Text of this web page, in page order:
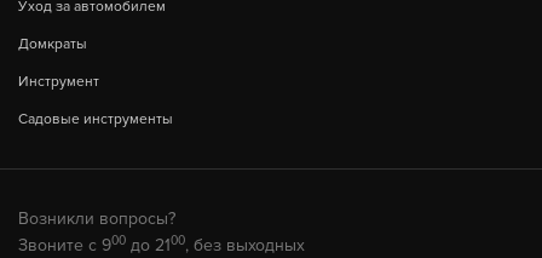
Уход за автомобилем
Домкраты
Инструмент
Садовые инструменты
Возникли вопросы?
Звоните с 900 до 2100, без выходных